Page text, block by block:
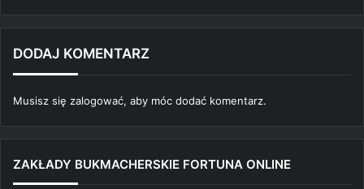
DODAJ KOMENTARZ
Musisz się zalogować, aby móc dodać komentarz.
ZAKŁADY BUKMACHERSKIE FORTUNA ONLINE